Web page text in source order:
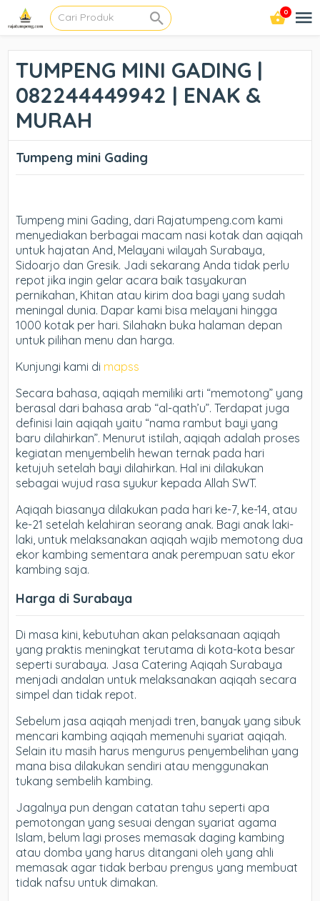
0
TUMPENG MINI GADING |
082244449942 | ENAK &
MURAH
Tumpeng mini Gading
Tumpeng mini Gading, dari Rajatumpeng.com kami
menyediakan berbagai macam nasi kotak dan aqiqah
untuk hajatan And, Melayani wilayah Surabaya,
Sidoarjo dan Gresik. Jadi sekarang Anda tidak perlu
repot jika ingin gelar acara baik tasyakuran
pernikahan, Khitan atau kirim doa bagi yang sudah
meningal dunia. Dapar kami bisa melayani hingga
1000 kotak per hari. Silahakn buka halaman depan
untuk pilihan menu dan harga.
Kunjungi kami di mapss
Secara bahasa, aqiqah memiliki arti “memotong” yang
berasal dari bahasa arab “al-qath’u”. Terdapat juga
definisi lain aqiqah yaitu “nama rambut bayi yang
baru dilahirkan”. Menurut istilah, aqiqah adalah proses
kegiatan menyembelih hewan ternak pada hari
ketujuh setelah bayi dilahirkan. Hal ini dilakukan
sebagai wujud rasa syukur kepada Allah SWT.
Aqiqah biasanya dilakukan pada hari ke-7, ke-14, atau
ke-21 setelah kelahiran seorang anak. Bagi anak laki-
laki, untuk melaksanakan aqiqah wajib memotong dua
ekor kambing sementara anak perempuan satu ekor
kambing saja.
Harga di Surabaya
Di masa kini, kebutuhan akan pelaksanaan aqiqah
yang praktis meningkat terutama di kota-kota besar
seperti surabaya. Jasa Catering Aqiqah Surabaya
menjadi andalan untuk melaksanakan aqiqah secara
simpel dan tidak repot.
Sebelum jasa aqiqah menjadi tren, banyak yang sibuk
mencari kambing aqiqah memenuhi syariat aqiqah.
Selain itu masih harus mengurus penyembelihan yang
mana bisa dilakukan sendiri atau menggunakan
tukang sembelih kambing.
Jagalnya pun dengan catatan tahu seperti apa
pemotongan yang sesuai dengan syariat agama
Islam, belum lagi proses memasak daging kambing
atau domba yang harus ditangani oleh yang ahli
memasak agar tidak berbau prengus yang membuat
tidak nafsu untuk dimakan.